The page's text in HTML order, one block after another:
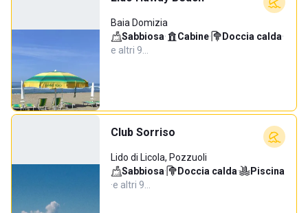
Baia Domizia
Sabbiosa· Cabine· Doccia calda·
e altri 9…
Club Sorriso
Lido di Licola, Pozzuoli
Sabbiosa· Doccia calda·
Piscina
·e altri 9…